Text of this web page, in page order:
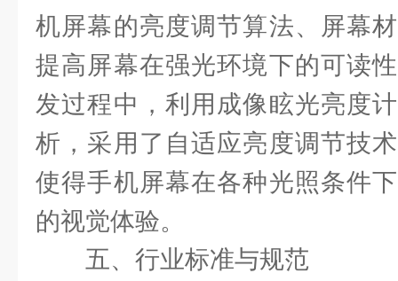
机屏幕的亮度调节算法、屏幕
提高屏幕在强光环境下的可读
发过程中，利用成像眩光亮度
析，采用了自适应亮度调节技
使得手机屏幕在各种光照条件
的视觉体验。
五、行业标准与规范